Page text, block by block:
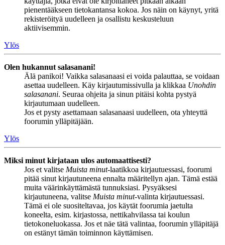
pienentääkseen tietokantansa kokoa. Jos näin on käynyt, yritä
rekisteröityä uudelleen ja osallistu keskusteluun
aktiivisemmin.
Ylös
Olen hukannut salasanani!
Älä panikoi! Vaikka salasanaasi ei voida palauttaa, se voidaan
asettaa uudelleen. Käy kirjautumissivulla ja klikkaa Unohdin
salasanani. Seuraa ohjeita ja sinun pitäisi kohta pystyä
kirjautumaan uudelleen.
Jos et pysty asettamaan salasanaasi uudelleen, ota yhteyttä
foorumin ylläpitäjään.
Ylös
Miksi minut kirjataan ulos automaattisesti?
Jos et valitse Muista minut-laatikkoa kirjautuessasi, foorumi
pitää sinut kirjautuneena ennalta määritellyn ajan. Tämä estää
muita väärinkäyttämästä tunnuksiasi. Pysyäksesi
kirjautuneena, valitse Muista minut-valinta kirjautuessasi.
Tämä ei ole suositeltavaa, jos käytät foorumia jaetulta
koneelta, esim. kirjastossa, nettikahvilassa tai koulun
tietokoneluokassa. Jos et näe tätä valintaa, foorumin ylläpitäjä
on estänyt tämän toiminnon käyttämisen.